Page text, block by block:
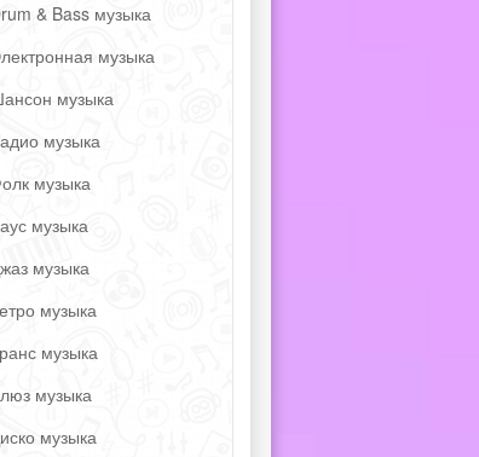
& Bass музыка
музыка
музыка
музыка
музыка
музыка
музыка
музыка
музыка
музыка
музыка